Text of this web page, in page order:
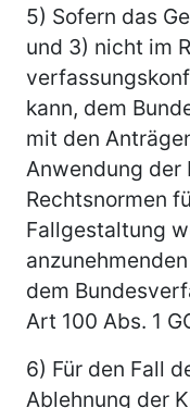
5) Sofern das
und 3) nicht im
kann, dem
mit den
Anwendung der
Rechtsnormen
Fallgestaltung
dem
Art 100 Abs. 1
6) Für den Fall
Ablehnung der